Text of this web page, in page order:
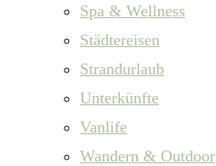
Spa & Wellness
Städtereisen
Strandurlaub
Unterkünfte
Vanlife
Wandern & Outdoor